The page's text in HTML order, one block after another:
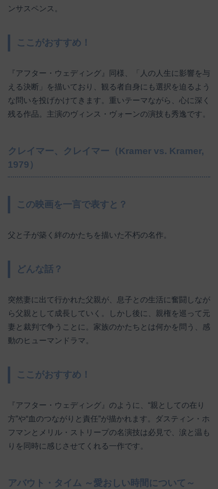
ンサスペンス。
ここがおすすめ！
『アフター・ウェディング』同様、「人の人生に影響を与
える決断」を描いており、観る者自身にも選択を迫るよう
な問いを投げかけてきます。重いテーマながら、心に深く
残る作品。主演のヴィンス・ヴォーンの演技も秀逸です。
クレイマー、クレイマー（Kramer vs. Kramer,
1979）
この映画を一言で表すと？
父と子が築く絆のかたちを描いた不朽の名作。
どんな話？
突然妻に出て行かれた父親が、息子との生活に奮闘しなが
ら父親として成長していく。しかし後に、親権を巡って元
妻と裁判で争うことに。家族のかたちとは何かを問う、感
動のヒューマンドラマ。
ここがおすすめ！
『アフター・ウェディング』のように、“親としての在り
方”や“血のつながりと責任”が描かれます。ダスティン・ホ
フマンとメリル・ストリープの名演技は必見で、涙と温も
りを同時に感じさせてくれる一作です。
アバウト・タイム ～愛おしい時間について～